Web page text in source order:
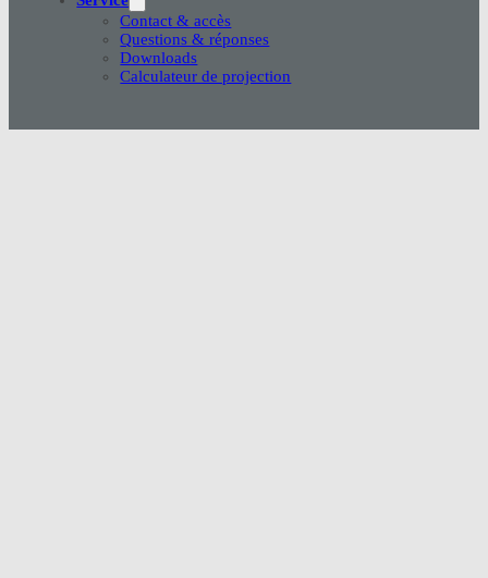
Contact & accès
Questions & réponses
Downloads
Calculateur de projection